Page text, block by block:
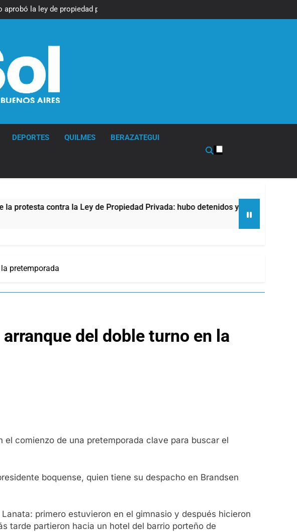
aprobó la ley de propiedad privada,
debió eliminar otro capítulo
DEPORTES QUILMES BERAZATEGUI
contra la Ley de Propiedad Privada: hubo detenidos y enfrentamientos
pretemporada
del doble turno en la
comienzo de una pretemporada clave para buscar el
boquense, quien tiene su despacho en Brandsen
primero estuvieron en el gimnasio y después hicieron
tarde partieron hacia un hotel del barrio porteño de